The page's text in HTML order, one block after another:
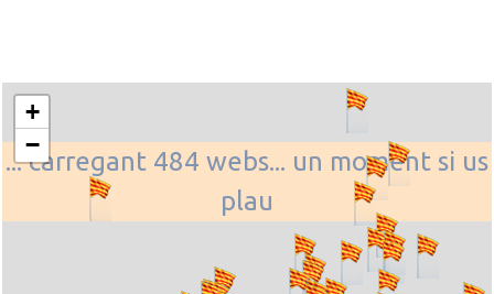
... carregant 484 webs... un moment si us
plau
+
−